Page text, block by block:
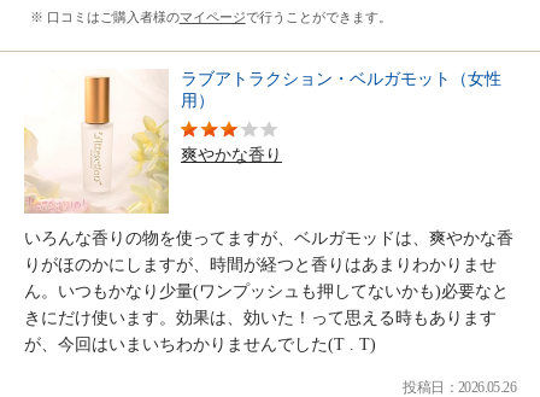
※ 口コミはご購入者様のマイページで行うことができます。
ラブアトラクション・ベルガモット（女性
用）
爽やかな香り
いろんな香りの物を使ってますが、ベルガモッドは、爽やかな香
りがほのかにしますが、時間が経つと香りはあまりわかりませ
ん。いつもかなり少量(ワンプッシュも押してないかも)必要なと
きにだけ使います。効果は、効いた！って思える時もあります
が、今回はいまいちわかりませんでした(T . T)
投稿日：2026.05.26